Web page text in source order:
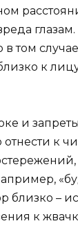
том
к
и
к
близко –
к